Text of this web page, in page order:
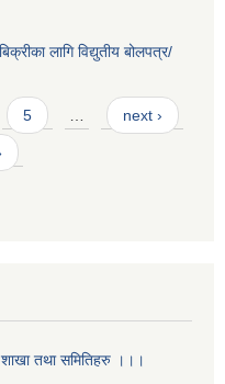
लागि विद्युतीय बोलपत्र/
5 … next ›
तथा समितिहरु ।।।